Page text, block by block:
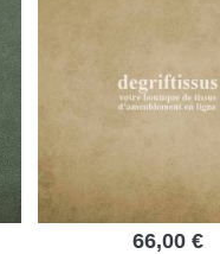
66,00 €